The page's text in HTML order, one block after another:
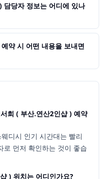
당자 정보는 어디에 있나
약 시 어떤 내용을 보내면
희 ( 부산.연산2인샵 ) 예약
디시 인기 시간대는 빨리
로 먼저 확인하는 것이 좋습
) 위치는 어디인가요?